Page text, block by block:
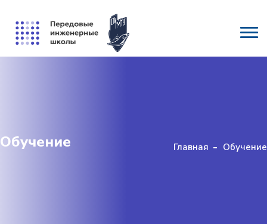
Обучение Главная Обучение